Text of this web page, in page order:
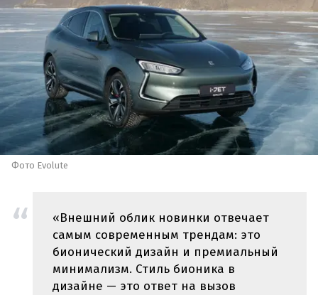
Фото Evolute
«Внешний облик новинки отвечает
самым современным трендам: это
бионический дизайн и премиальный
минимализм. Стиль бионика в
дизайне — это ответ на вызов